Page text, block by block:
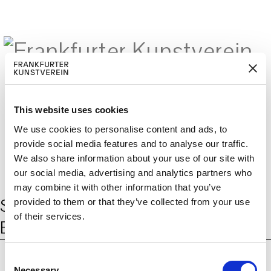
This website uses cookies
We use cookies to personalise content and ads, to
provide social media features and to analyse our traffic.
We also share information about your use of our site with
our social media, advertising and analytics partners who
may combine it with other information that you’ve
provided to them or that they’ve collected from your use
of their services.
ITGLIED W
EN
Schlagwort:Folien (Flach-
Blasfolien) aus Polybutylensuccinat